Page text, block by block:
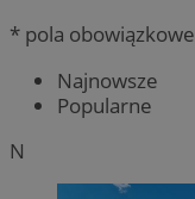
* pola obowiązkowe
Najnowsze
Popularne
N